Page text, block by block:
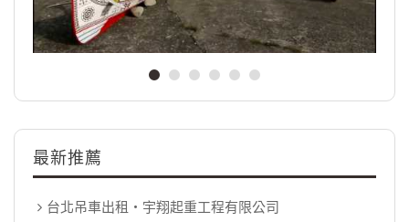
最新推薦
台北吊車出租‧宇翔起重工程有限公司